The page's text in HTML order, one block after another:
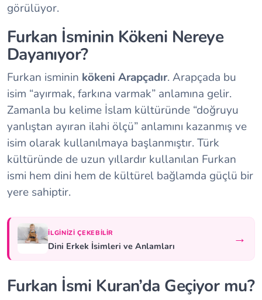
görülüyor.
Furkan İsminin Kökeni Nereye
Dayanıyor?
Furkan isminin kökeni Arapçadır. Arapçada bu
isim “ayırmak, farkına varmak” anlamına gelir.
Zamanla bu kelime İslam kültüründe “doğruyu
yanlıştan ayıran ilahi ölçü” anlamını kazanmış ve
isim olarak kullanılmaya başlanmıştır. Türk
kültüründe de uzun yıllardır kullanılan Furkan
ismi hem dini hem de kültürel bağlamda güçlü bir
yere sahiptir.
İLGINIZI ÇEKEBILIR
Dini Erkek İsimleri ve Anlamları →
Furkan İsmi Kuran’da Geçiyor mu?